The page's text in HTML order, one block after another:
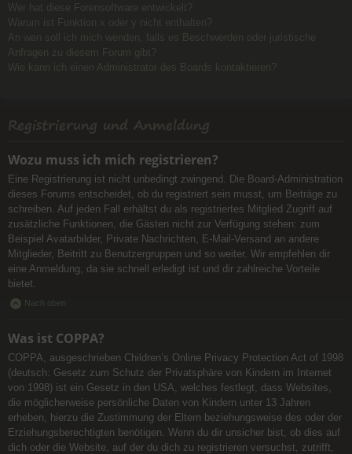
Wer hat diese Forensoftware entwickelt?
Warum ist Funktion x oder y nicht enthalten?
An wen soll ich mich wenden, falls es Beschwerden oder juristische
Anfragen zu diesem Forum gibt?
Wie kann ich einen Administrator des Boards kontaktieren?
Registrierung und Anmeldung
Wozu muss ich mich registrieren?
Eine Registrierung ist nicht unbedingt zwingend. Die Board-Administration
dieses Forums entscheidet, ob du registriert sein musst, um Beiträge zu
schreiben. Auf jeden Fall erhältst du als registriertes Mitglied Zugriff auf
zusätzliche Funktionen, die Gästen nicht zur Verfügung stehen: zum
Beispiel Avatarbilder, Private Nachrichten, E-Mail-Versand an andere
Mitglieder, Beitritt zu Benutzergruppen und so weiter. Wir empfehlen dir
eine Anmeldung, da sie schnell erledigt ist und dir zahlreiche Vorteile
bietet.
Nach oben
Was ist COPPA?
COPPA, ausgeschrieben Children’s Online Privacy Protection Act of 1998
(deutsch: Gesetz zum Schutz der Privatsphäre von Kindern im Internet
von 1998) ist ein Gesetz in den USA, welches festlegt, dass Websites,
die möglicherweise persönliche Daten von Kindern unter 13 Jahren
erheben, hierzu die Zustimmung der Eltern beziehungsweise des oder der
Erziehungsberechtigten benötigen. Wenn du dir unsicher bist, ob dies auf
dich oder die Website, auf der du dich zu registrieren versuchst, zutrifft,